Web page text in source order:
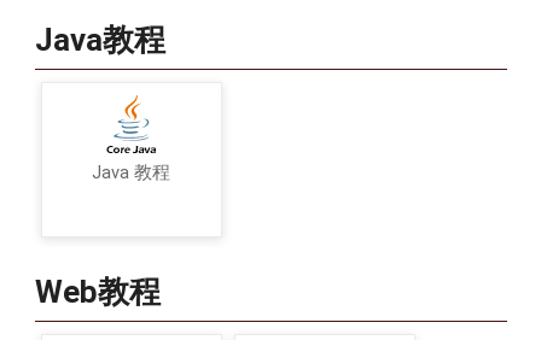
Java教程
Java 教程
Web教程